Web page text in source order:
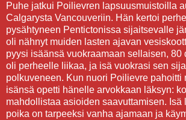
Puhe jatkui Poilievren lapsuusmuistoilla
Calgarysta Vancouveriin. Hän kertoi
pysähtyneen Pentictonissa sijaitsevalle
oli nähnyt muiden lasten ajavan
pyysi isäänsä vuokraamaan sellaisen, 80
oli perheelle liikaa, ja isä vuokrasi sen
polkuveneen. Kun nuori Poilievre pahoitti
isänsä opetti hänelle arvokkaan läksyn:
mahdollistaa asioiden saavuttamisen. Isä
poika on tarpeeksi vanha ajamaan ja